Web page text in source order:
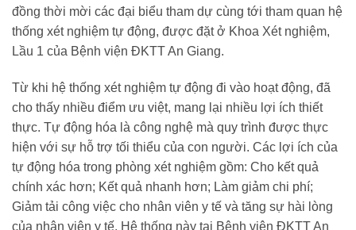
đồng thời mời các đại biểu tham dự cùng tới tham quan hệ
thống xét nghiệm tự động, được đặt ở Khoa Xét nghiệm,
Lầu 1 của Bệnh viện ĐKTT An Giang.
Từ khi hệ thống xét nghiệm tự động đi vào hoạt động, đã
cho thấy nhiều điểm ưu việt, mang lại nhiều lợi ích thiết
thực. Tự động hóa là công nghệ mà quy trình được thực
hiện với sự hỗ trợ tối thiểu của con người. Các lợi ích của
tự động hóa trong phòng xét nghiệm gồm: Cho kết quả
chính xác hơn; Kết quả nhanh hơn; Làm giảm chi phí;
Giảm tải công việc cho nhân viên y tế và tăng sự hài lòng
của nhân viên y tế. Hệ thống này tại Bệnh viện ĐKTT An